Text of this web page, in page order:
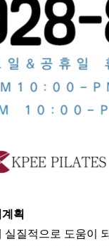
획
질적으로 도움이